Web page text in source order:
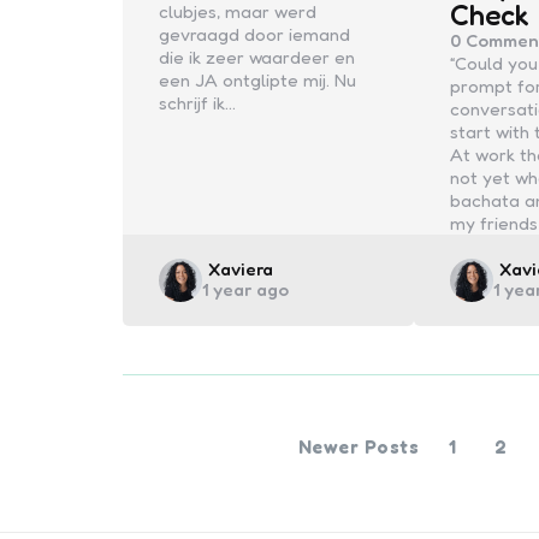
clubjes, maar werd
gevraagd door iemand
die ik zeer waardeer en
een JA ontglipte mij. Nu
schrijf ik…
Posted
by
Xaviera
1 year ago
Check
0
“Could
prompt
start with
At work
not yet
bachata
my friends
by
1
Newer Posts 1 2